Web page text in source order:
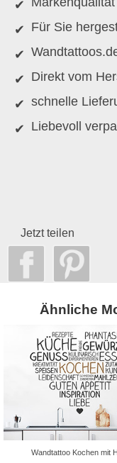
Für Sie
Direkt vom
schnelle
Liebevoll
Jetzt teilen
Ähnliche
Wandtattoo Kochen mit